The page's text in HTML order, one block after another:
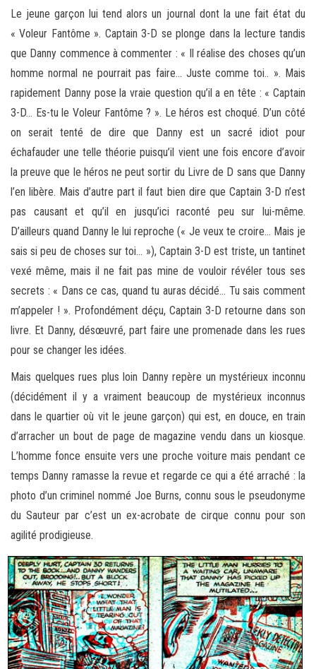
Le jeune garçon lui tend alors un journal dont la une fait état du
« Voleur Fantôme ». Captain 3-D se plonge dans la lecture tandis
que Danny commence à commenter : « Il réalise des choses qu’un
homme normal ne pourrait pas faire… Juste comme toi.. ». Mais
rapidement Danny pose la vraie question qu’il a en tête : « Captain
3-D… Es-tu le Voleur Fantôme ? ». Le héros est choqué. D’un côté
on serait tenté de dire que Danny est un sacré idiot pour
échafauder une telle théorie puisqu’il vient une fois encore d’avoir
la preuve que le héros ne peut sortir du Livre de D sans que Danny
l’en libère. Mais d’autre part il faut bien dire que Captain 3-D n’est
pas causant et qu’il en jusqu’ici raconté peu sur lui-même.
D’ailleurs quand Danny le lui reproche (« Je veux te croire… Mais je
sais si peu de choses sur toi… »), Captain 3-D est triste, un tantinet
vexé même, mais il ne fait pas mine de vouloir révéler tous ses
secrets : « Dans ce cas, quand tu auras décidé… Tu sais comment
m’appeler ! ». Profondément déçu, Captain 3-D retourne dans son
livre. Et Danny, désœuvré, part faire une promenade dans les rues
pour se changer les idées.
Mais quelques rues plus loin Danny repère un mystérieux inconnu
(décidément il y a vraiment beaucoup de mystérieux inconnus
dans le quartier où vit le jeune garçon) qui est, en douce, en train
d’arracher un bout de page de magazine vendu dans un kiosque.
L’homme fonce ensuite vers une proche voiture mais pendant ce
temps Danny ramasse la revue et regarde ce qui a été arraché : la
photo d’un criminel nommé Joe Burns, connu sous le pseudonyme
du Sauteur par c’est un ex-acrobate de cirque connu pour son
agilité prodigieuse.